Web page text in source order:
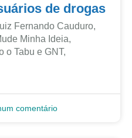
de drogas
Fernando Cauduro,
Minha Ideia,
o Tabu e GNT,
comentário